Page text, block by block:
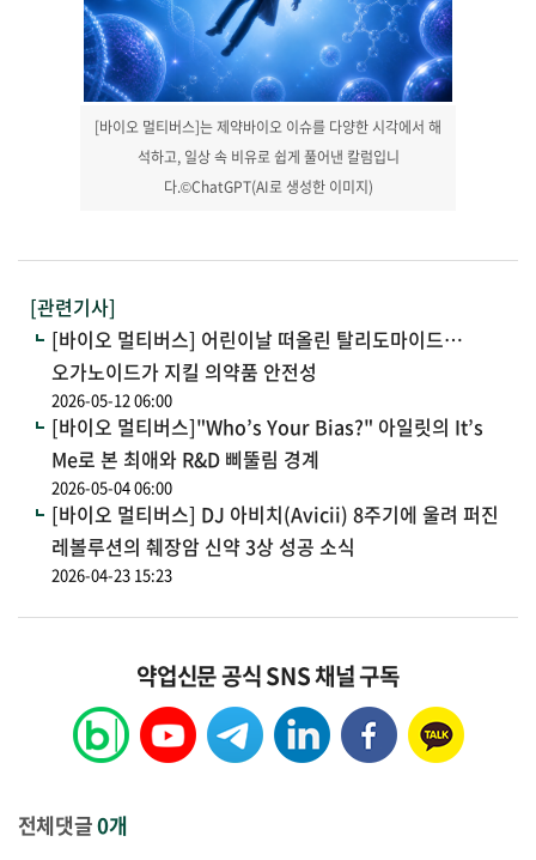
[바이오 멀티버스]는 제약바이오 이슈를 다양한 시각에서 해
석하고, 일상 속 비유로 쉽게 풀어낸 칼럼입니
다.©ChatGPT(AI로 생성한 이미지)
[관련기사]
[바이오 멀티버스] 어린이날 떠올린 탈리도마이드…
오가노이드가 지킬 의약품 안전성
2026-05-12 06:00
[바이오 멀티버스]"Who’s Your Bias?" 아일릿의 It’s
Me로 본 최애와 R&D 삐뚤림 경계
2026-05-04 06:00
[바이오 멀티버스] DJ 아비치(Avicii) 8주기에 울려 퍼진
레볼루션의 췌장암 신약 3상 성공 소식
2026-04-23 15:23
약업신문 공식 SNS 채널 구독
전체댓글0개